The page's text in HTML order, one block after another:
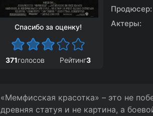
Спасибо за оценку!
371голосов Рейтинг3
Продюсер:
Актеры:
«Мемфисская красотка» – это не
древняя статуя и не картина, а